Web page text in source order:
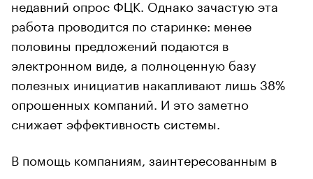
недавний опрос ФЦК. Однако зачастую эта
работа проводится по старинке: менее
половины предложений подаются в
электронном виде, а полноценную базу
полезных инициатив накапливают лишь 38%
опрошенных компаний. И это заметно
снижает эффективность системы.
В помощь компаниям, заинтересованным в